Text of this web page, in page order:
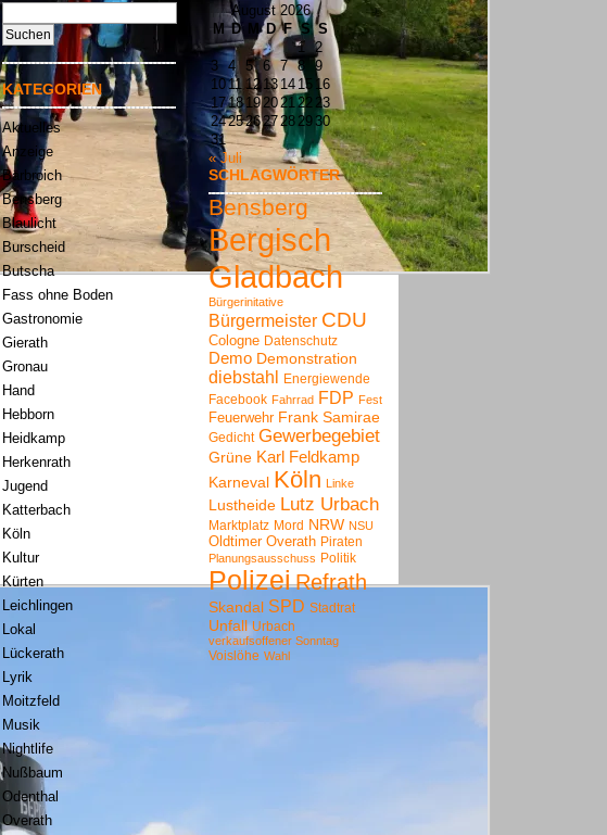
Suchen
nach:
KATEGORIEN
Aktuelles
Anzeige
Bärbroich
Bensberg
Blaulicht
Burscheid
Butscha
Fass ohne Boden
Gastronomie
Gierath
Gronau
Hand
Hebborn
Heidkamp
Herkenrath
Jugend
Katterbach
Köln
Kultur
Kürten
Leichlingen
Lokal
Lückerath
Lyrik
Moitzfeld
Musik
Nightlife
Nußbaum
Odenthal
Overath
August 2026
M D M D F S S
1
2
3 4 5 6 7 8
9
1011 12 1314 15 16
1718 19202122 23
2425262728 29 30
31
« Juli
SCHLAGWÖRTER
Bensberg
Bergisch
Gladbach
Bürgerinitative
Bürgermeister CDU
Cologne Datenschutz
Demo Demonstration
diebstahl Energiewende
Facebook Fahrrad FDP Fest
Feuerwehr Frank Samirae
Gedicht Gewerbegebiet
Grüne Karl Feldkamp
Karneval Köln Linke
Lustheide Lutz Urbach
Marktplatz Mord NRW NSU
Oldtimer Overath Piraten
Planungsausschuss Politik
PolizeiRefrath
Skandal SPD Stadtrat
Unfall Urbach
verkaufsoffener Sonntag
Voislöhe Wahl